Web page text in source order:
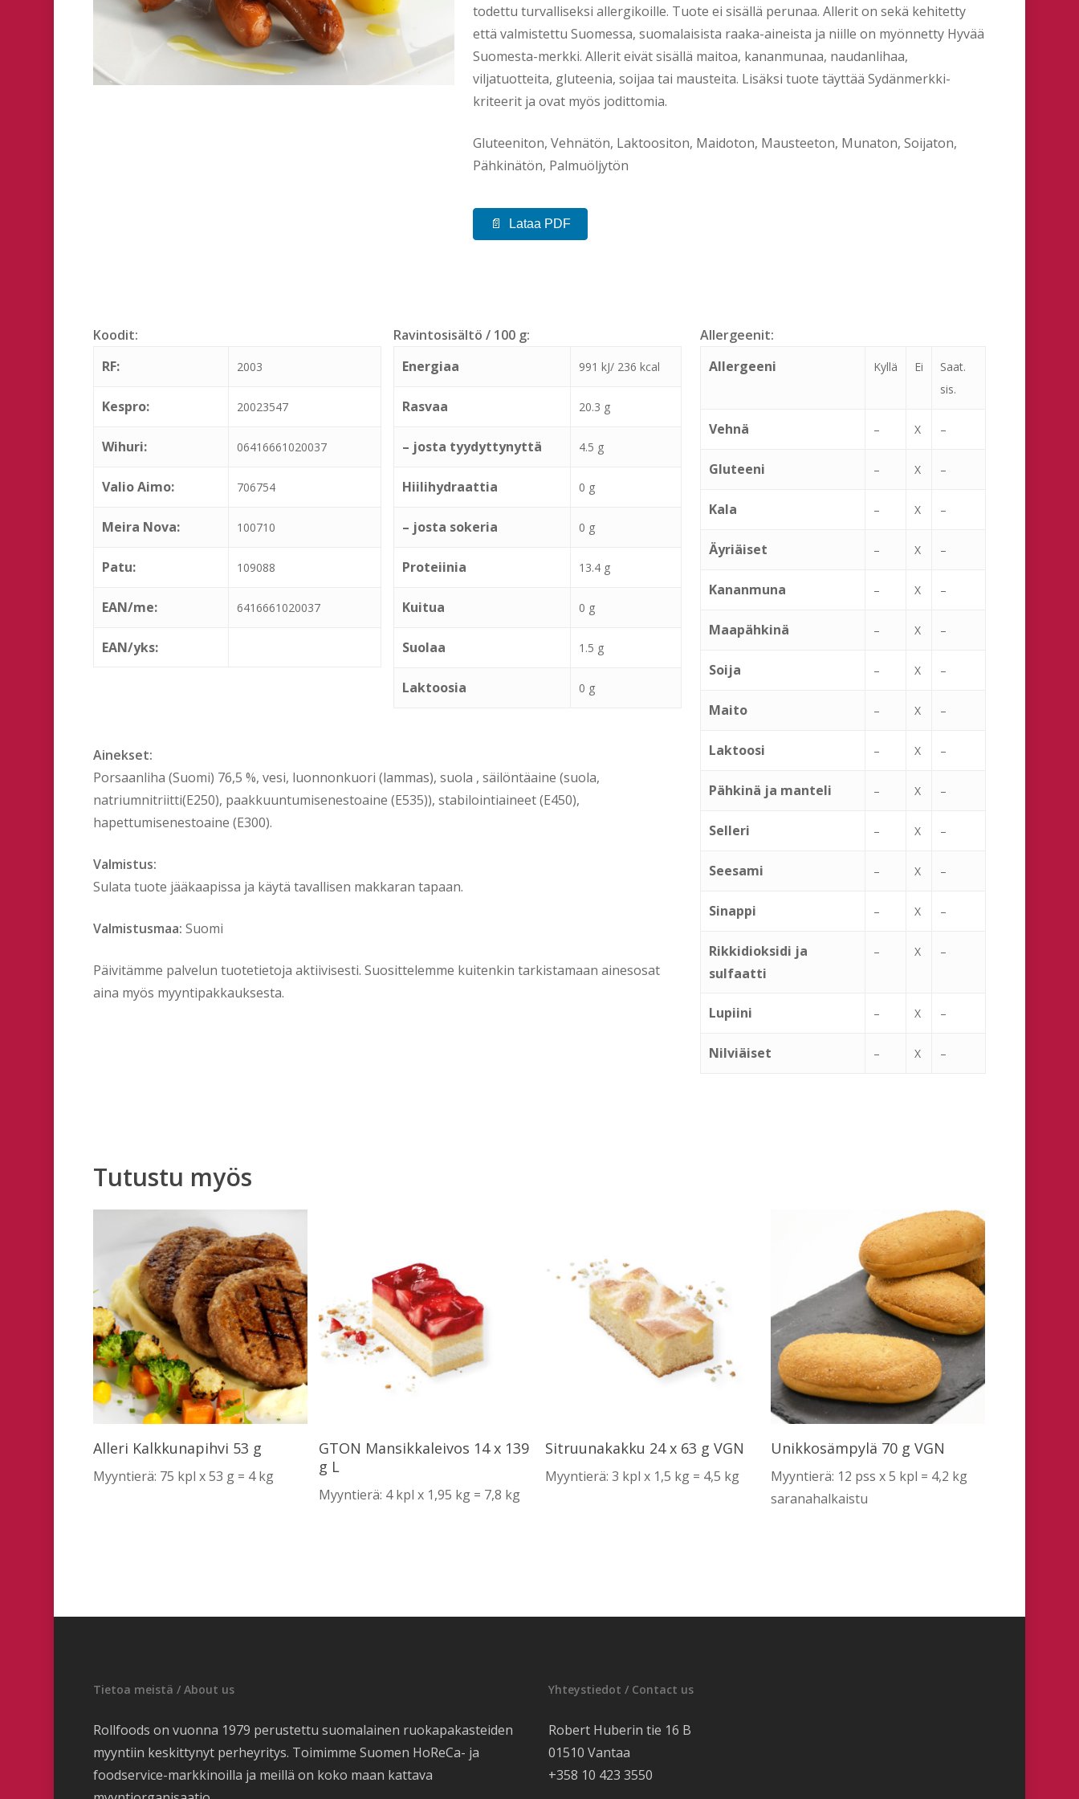
todettu turvalliseksi allergikoille. Tuote ei sisällä perunaa. Allerit on sekä kehitetty
että valmistettu Suomessa, suomalaisista raaka-aineista ja niille on myönnetty Hyvää
Suomesta-merkki. Allerit eivät sisällä maitoa, kananmunaa, naudanlihaa,
viljatuotteita, gluteenia, soijaa tai mausteita. Lisäksi tuote täyttää Sydänmerkki-
kriteerit ja ovat myös jodittomia.
Gluteeniton, Vehnätön, Laktoositon, Maidoton, Mausteeton, Munaton, Soijaton,
Pähkinätön, Palmuöljytön
Lataa PDF
Koodit:
RF:
2003
Kespro: 20023547
Wihuri: 06416661020037
Valio Aimo: 706754
Meira Nova: 100710
Patu: 109088
EAN/me: 6416661020037
EAN/yks:
Ravintosisältö / 100 g:
Energiaa
991 kJ/ 236 kcal
Rasvaa 20.3 g
– josta tyydyttynyttä 4.5 g
Hiilihydraattia 0 g
– josta sokeria 0 g
Proteiinia 13.4 g
Kuitua 0 g
Suolaa 1.5 g
Laktoosia 0 g
Ainekset:
Porsaanliha (Suomi) 76,5 %, vesi, luonnonkuori (lammas), suola , säilöntäaine (suola,
natriumnitriitti(E250), paakkuuntumisenestoaine (E535)), stabilointiaineet (E450),
hapettumisenestoaine (E300).
Valmistus:
Sulata tuote jääkaapissa ja käytä tavallisen makkaran tapaan.
Valmistusmaa: Suomi
Päivitämme palvelun tuotetietoja aktiivisesti. Suosittelemme kuitenkin tarkistamaan ainesosat
aina myös myyntipakkauksesta.
Allergeenit:
Allergeeni
Kyllä Ei
Saat.
sis.
Vehnä – X –
Gluteeni – X –
Kala – X –
Äyriäiset – X –
Kananmuna – X –
Maapähkinä – X –
Soija – X –
Maito – X –
Laktoosi – X –
Pähkinä ja manteli – X –
Selleri – X –
Seesami – X –
Sinappi – X –
Rikkidioksidi ja
sulfaatti
– X –
Lupiini – X –
Nilviäiset – X –
Tutustu myös
Lue Lisää
Alleri Kalkkunapihvi 53 g
Myyntierä: 75 kpl x 53 g = 4 kg
Lue Lisää
GTON Mansikkaleivos 14 x 139
g L
Myyntierä: 4 kpl x 1,95 kg = 7,8 kg
Lue Lisää
Sitruunakakku 24 x 63 g VGN
Myyntierä: 3 kpl x 1,5 kg = 4,5 kg
Lue Lisää
Unikkosämpylä 70 g VGN
Myyntierä: 12 pss x 5 kpl = 4,2 kg
saranahalkaistu
Tietoa meistä / About us
Rollfoods on vuonna 1979 perustettu suomalainen ruokapakasteiden
myyntiin keskittynyt perheyritys. Toimimme Suomen HoReCa- ja
foodservice-markkinoilla ja meillä on koko maan kattava
Yhteystiedot / Contact us
Robert Huberin tie 16 B
01510 Vantaa
+358 10 423 3550